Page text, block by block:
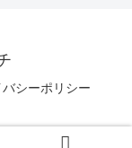
バシーポリシー